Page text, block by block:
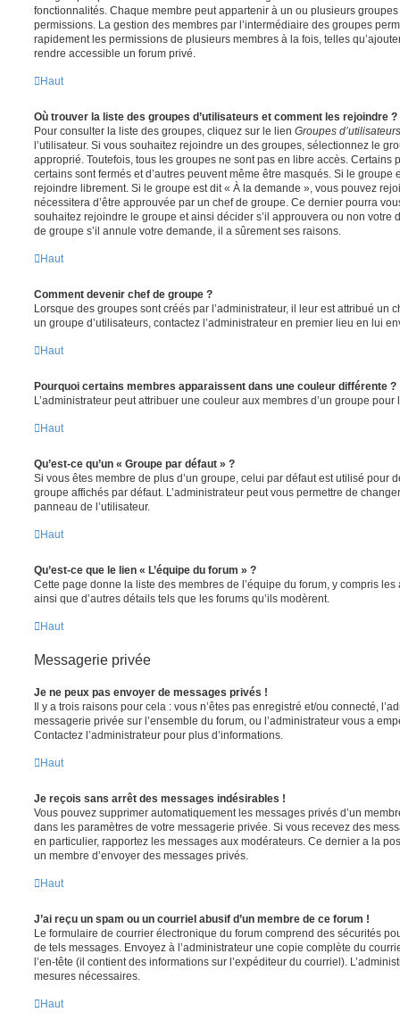
fonctionnalités. Chaque membre peut appartenir à un ou plusieurs
permissions. La gestion des membres par l’intermédiaire des groupes
rapidement les permissions de plusieurs membres à la fois, telles
rendre accessible un forum privé.
Haut
Où trouver la liste des groupes d’utilisateurs et comment les rejoindre ?
Pour consulter la liste des groupes, cliquez sur le lien Groupes d’utilisateurs
l’utilisateur. Si vous souhaitez rejoindre un des groupes, sélectionnez le
approprié. Toutefois, tous les groupes ne sont pas en libre accès. Certains
certains sont fermés et d’autres peuvent même être masqués. Si le groupe
rejoindre librement. Si le groupe est dit « À la demande », vous pouvez
nécessitera d’être approuvée par un chef de groupe. Ce dernier pourra
souhaitez rejoindre le groupe et ainsi décider s’il approuvera ou non votre
de groupe s’il annule votre demande, il a sûrement ses raisons.
Haut
Comment devenir chef de groupe ?
Lorsque des groupes sont créés par l’administrateur, il leur est attribué un
un groupe d’utilisateurs, contactez l’administrateur en premier lieu en lui
Haut
Pourquoi certains membres apparaissent dans une couleur différente ?
L’administrateur peut attribuer une couleur aux membres d’un groupe
Haut
Qu’est-ce qu’un « Groupe par défaut » ?
Si vous êtes membre de plus d’un groupe, celui par défaut est utilisé pour
groupe affichés par défaut. L’administrateur peut vous permettre de
panneau de l’utilisateur.
Haut
Qu’est-ce que le lien « L’équipe du forum » ?
Cette page donne la liste des membres de l’équipe du forum, y compris
ainsi que d’autres détails tels que les forums qu’ils modèrent.
Haut
Messagerie privée
Je ne peux pas envoyer de messages privés !
Il y a trois raisons pour cela : vous n’êtes pas enregistré et/ou connecté,
messagerie privée sur l’ensemble du forum, ou l’administrateur vous a
Contactez l’administrateur pour plus d’informations.
Haut
Je reçois sans arrêt des messages indésirables !
Vous pouvez supprimer automatiquement les messages privés d’un
dans les paramètres de votre messagerie privée. Si vous recevez des
en particulier, rapportez les messages aux modérateurs. Ce dernier a la
un membre d’envoyer des messages privés.
Haut
J’ai reçu un spam ou un courriel abusif d’un membre de ce forum !
Le formulaire de courrier électronique du forum comprend des sécurités
de tels messages. Envoyez à l’administrateur une copie complète du
l’en-tête (il contient des informations sur l’expéditeur du courriel).
mesures nécessaires.
Haut